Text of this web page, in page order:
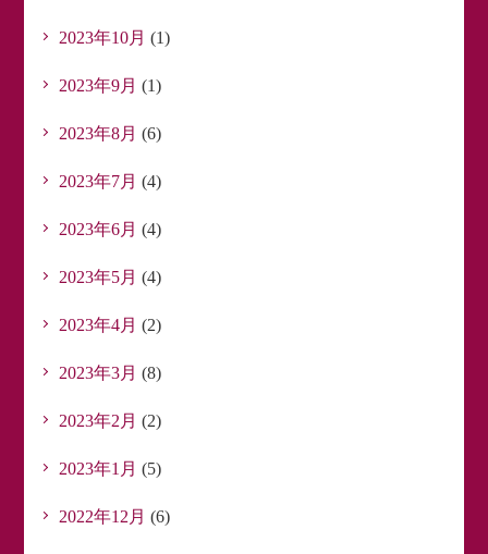
2023年10月 (1)
2023年9月 (1)
2023年8月 (6)
2023年7月 (4)
2023年6月 (4)
2023年5月 (4)
2023年4月 (2)
2023年3月 (8)
2023年2月 (2)
2023年1月 (5)
2022年12月 (6)